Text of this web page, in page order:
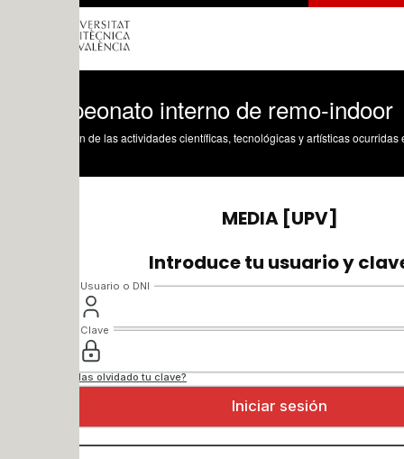
interno de remo-indoor
de las actividades científicas, tecnológicas y artísticas ocurridas en los tres